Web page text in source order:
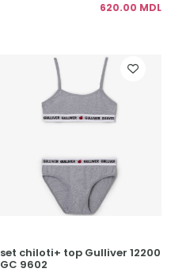
620.00 MDL
set chiloti+ top Gulliver 12200
GC 9602